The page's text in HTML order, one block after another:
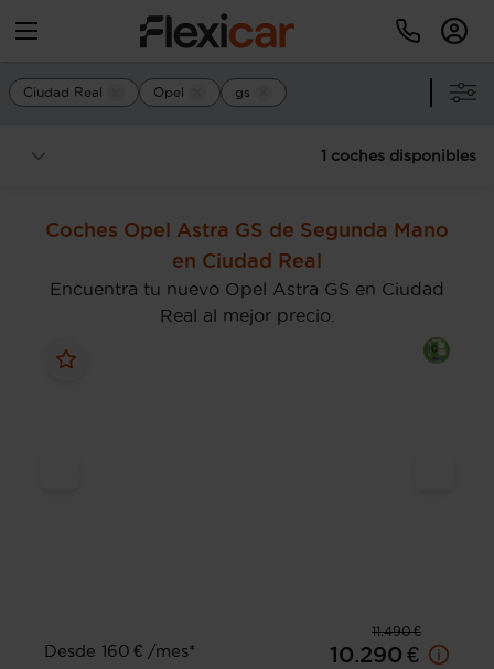
Ciudad Real Opel gs
1 coches disponibles
Coches Opel Astra GS de Segunda Mano
en Ciudad Real
Encuentra tu nuevo Opel Astra GS en Ciudad
Real al mejor precio.
11.490 €
Desde 160 € /mes*
10.290 €